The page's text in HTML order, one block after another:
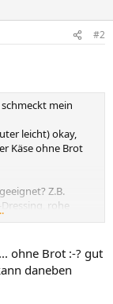
#2
mein
leicht) okay,
Käse ohne Brot
Z.B.
rohe
schaut es mit
und
ohne Brot :-? gut
daneben